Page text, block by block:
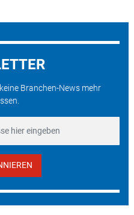
Branchen-News mehr